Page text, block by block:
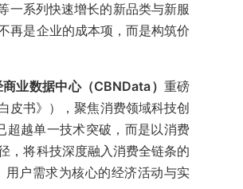
一系列快速增长的新品类与新服
再是企业的成本项，而是构筑价
业数据中心（CBNData） 重磅
皮书》），聚焦消费领域科技创
超越单一技术突破，而是以消费
，将科技深度融入消费全链条的
户需求为核心的经济活动与实